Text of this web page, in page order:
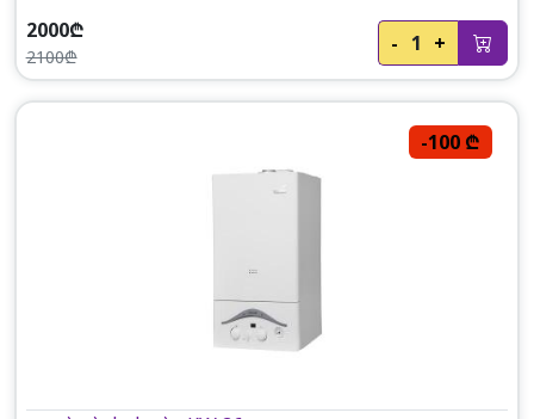
2000₾
2100₾
- 1 +
-100 ₾